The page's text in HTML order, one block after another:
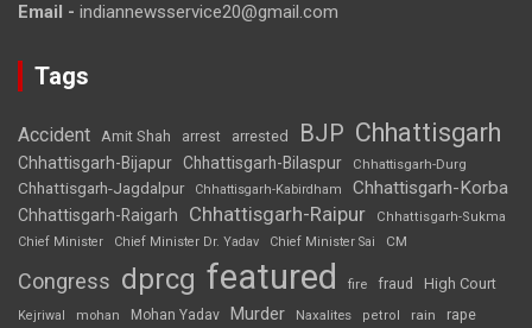
Email - indiannewsservice20@gmail.com
Tags
Accident Amit Shah arrest arrested BJP Chhattisgarh
Chhattisgarh-Bijapur Chhattisgarh-Bilaspur Chhattisgarh-Durg
Chhattisgarh-Jagdalpur Chhattisgarh-Kabirdham Chhattisgarh-Korba
Chhattisgarh-Raigarh Chhattisgarh-Raipur
Chhattisgarh-Sukma
Chief Minister
Chief Minister Dr. Yadav Chief Minister Sai CM
Congress dprcg featured fire fraud High Court
Kejriwal mohan Mohan Yadav Murder Naxalites petrol rain rape